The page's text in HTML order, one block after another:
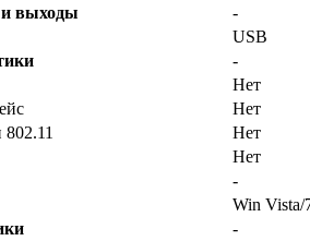
выходы
-
USB
-
Нет
Нет
Нет
Нет
-
Win Vista/
-